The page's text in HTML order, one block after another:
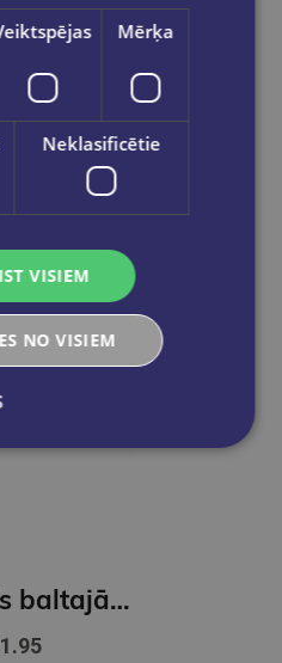
grozā
Marķieris baltajām tāfelēm STABILO PLAN | Sarkans GNP
Mērķa
Neklasificētie
VISIEM
NO VISIEM